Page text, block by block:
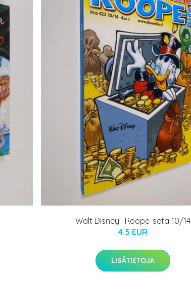
Walt Disney : Roope-setä 10/14
4.5 EUR
LISÄTIETOJA